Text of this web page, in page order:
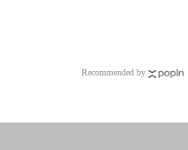
Recommended by